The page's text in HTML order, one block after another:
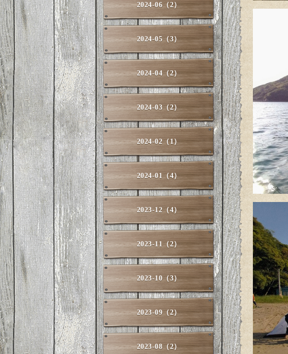
2024-06（2）
2024-05（3）
2024-04（2）
2024-03（2）
2024-02（1）
2024-01（4）
2023-12（4）
2023-11（2）
2023-10（3）
2023-09（2）
2023-08（2）